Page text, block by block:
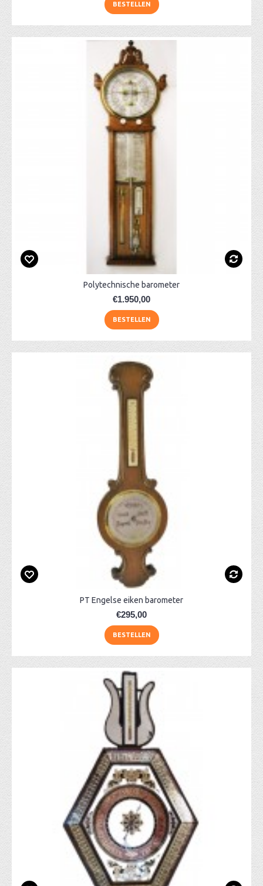
BESTELLEN
Polytechnische barometer
€1.950,00
BESTELLEN
PT Engelse eiken barometer
€295,00
BESTELLEN